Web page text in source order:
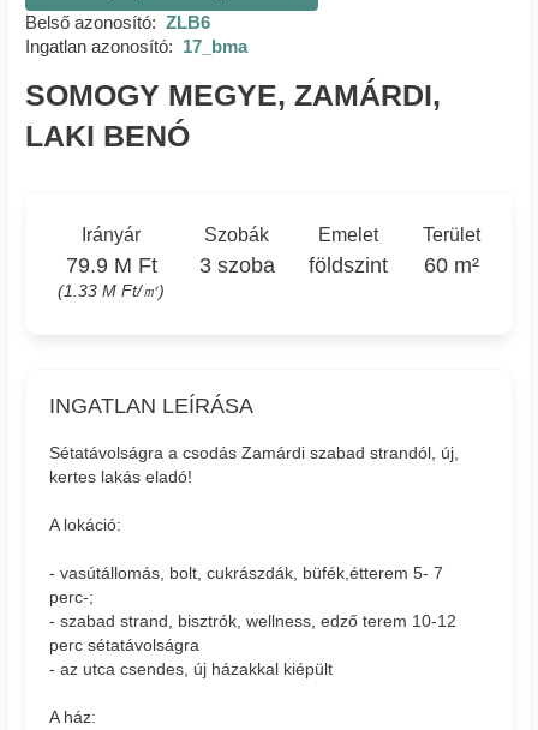
Belső azonosító: ZLB6
Ingatlan azonosító: 17_bma
SOMOGY MEGYE, ZAMÁRDI,
LAKI BENÓ
Irányár
79.9 M Ft
(1.33 M Ft/㎡)
Szobák
3 szoba
Emelet
földszint
Terület
60 m²
INGATLAN LEÍRÁSA
Sétatávolságra a csodás Zamárdi szabad strandól, új,
kertes lakás eladó!
A lokáció:
- vasútállomás, bolt, cukrászdák, büfék,étterem 5- 7
perc-;
- szabad strand, bisztrók, wellness, edző terem 10-12
perc sétatávolságra
- az utca csendes, új házakkal kiépült
A ház: